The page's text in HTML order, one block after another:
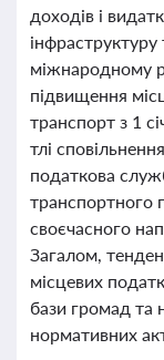
доходів і
міжнародному
підвищення
транспорт з 1
тлі
податкова
транспортного
своєчасного
Загалом,
місцевих
бази громад та
нормативних